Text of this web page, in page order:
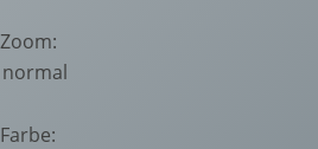
Zoom:
normal
Farbe: